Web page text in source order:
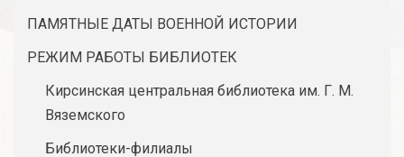
ПАМЯТНЫЕ ДАТЫ ВОЕННОЙ ИСТОРИИ
РЕЖИМ РАБОТЫ БИБЛИОТЕК
Кирсинская центральная библиотека им. Г. М.
Вяземского
Библиотеки-филиалы